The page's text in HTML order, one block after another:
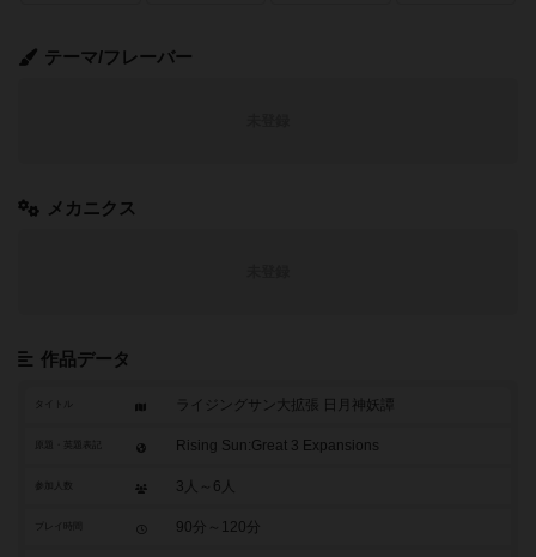
テーマ/フレーバー
メカニクス
作品データ
タイトル ライジングサン大拡張 日月神妖譚
Rising Sun:Great 3 Expansions
参加人数 3人～6人
90分～120分